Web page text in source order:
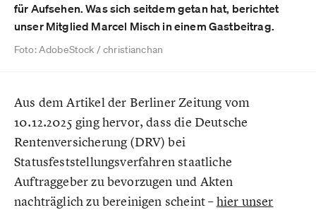
für Aufsehen. Was sich seitdem getan hat, berichtet
unser Mitglied Marcel Misch in einem Gastbeitrag.
Foto: AdobeStock / christianchan
Aus dem Artikel der Berliner Zeitung vom
10.12.2025 ging hervor, dass die Deutsche
Rentenversicherung (DRV) bei
Statusfeststellungsverfahren staatliche
Auftraggeber zu bevorzugen und Akten
nachträglich zu bereinigen scheint –hier unser